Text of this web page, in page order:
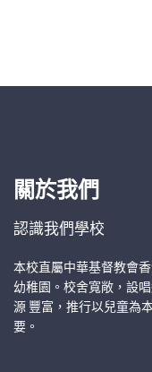
關於我們
認識我們學校
本校直屬中華基督教會
幼稚園。校舍寬敞，設
源 豐富，推行以兒童為
要。